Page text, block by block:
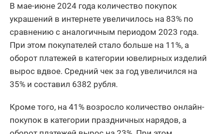
В мае-июне 2024 года количество покупок
украшений в интернете увеличилось на 83% по
сравнению с аналогичным периодом 2023 года.
При этом покупателей стало больше на 11%, а
оборот платежей в категории ювелирных изделий
вырос вдвое. Средний чек за год увеличился на
35% и составил 6382 рубля.
Кроме того, на 41% возросло количество онлайн-
покупок в категории праздничных нарядов, а